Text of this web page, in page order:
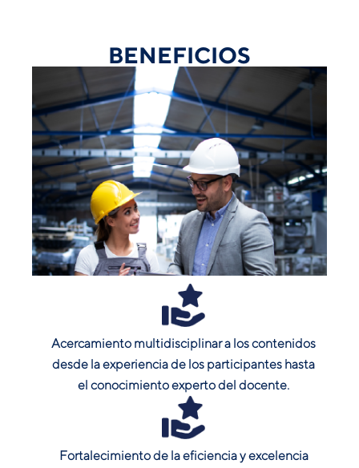
BENEFICIOS
Acercamiento multidisciplinar a los contenidos
desde la experiencia de los participantes hasta
el conocimiento experto del docente.
Fortalecimiento de la eficiencia y excelencia